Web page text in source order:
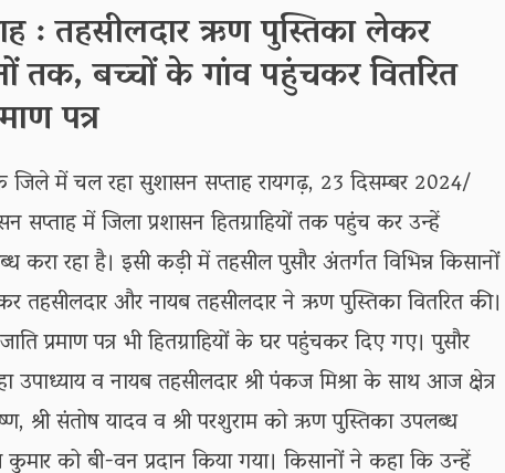
: तहसीलदार ऋण पुस्तिका लेकर
तक, बच्चों के गांव पहुंचकर वितरित
पत्र
में चल रहा सुशासन सप्ताह रायगढ़, 23 दिसम्बर 2024/
में जिला प्रशासन हितग्राहियों तक पहुंच कर उन्हें
करा रहा है। इसी कड़ी में तहसील पुसौर अंतर्गत विभिन्न किसानों
और नायब तहसीलदार ने ऋण पुस्तिका वितरित की।
प्रमाण पत्र भी हितग्राहियों के घर पहुंचकर दिए गए। पुसौर
उपाध्याय व नायब तहसीलदार श्री पंकज मिश्रा के साथ आज क्षेत्र
श्री संतोष यादव व श्री परशुराम को ऋण पुस्तिका उपलब्ध
कुमार को बी-वन प्रदान किया गया। किसानों ने कहा कि उन्हें